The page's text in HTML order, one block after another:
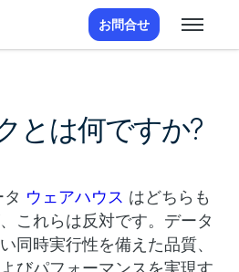
お問合せ
とは何ですか?
ウェアハウス はどちらも
これらは反対です。データ
同時実行性を備えた品質、
びパフォーマンスを実現す